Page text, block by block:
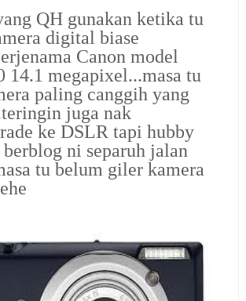
QH gunakan ketika tu
digital biase
Canon model
14.1 megapixel...masa tu
paling canggih yang
juga nak
ke DSLR tapi hubby
ni separuh jalan
tu belum giler kamera